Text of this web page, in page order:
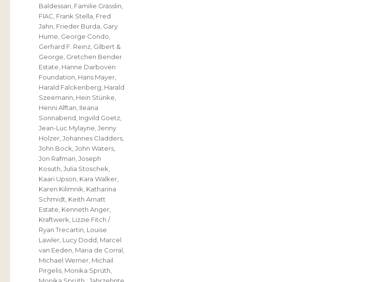
Baldessari Familie Grässlin
FIAC Frank Stella Fred
Jahn Frieder Burda Gary
Hume George Condo
Gerhard F. Reinz Gilbert &
George Gretchen Bender
Estate Hanne Darboven
Foundation Hans Mayer
Harald Falckenberg Harald
Szeemann Hein Stünke
Henni Alftan Ileana
Sonnabend Ingvild Goetz
Jean-Luc Mylayne ,Jenny
Holzer ,Johannes Cladders
John Bock ,John Waters
Jon Rafman ,Joseph
Kosuth ,Julia Stoschek
Kaari Upson Kara Walker
Karen Kilimnik Katharina
Schmidt Keith Arnatt
Estate Kenneth Anger
Kraftwerk Lizzie Fitch /
Ryan Trecartin Louise
Lawler Lucy Dodd Marcel
van Eeden Maria de Corral
Michael Werner Michail
Pirgelis Monika Sprüth